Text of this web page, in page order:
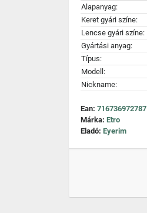
Alapanyag:
Keret gyári színe:
Lencse gyári színe:
Gyártási anyag:
Típus:
Modell:
Nickname:
Ean: 716736972787
Márka: Etro
Eladó: Eyerim